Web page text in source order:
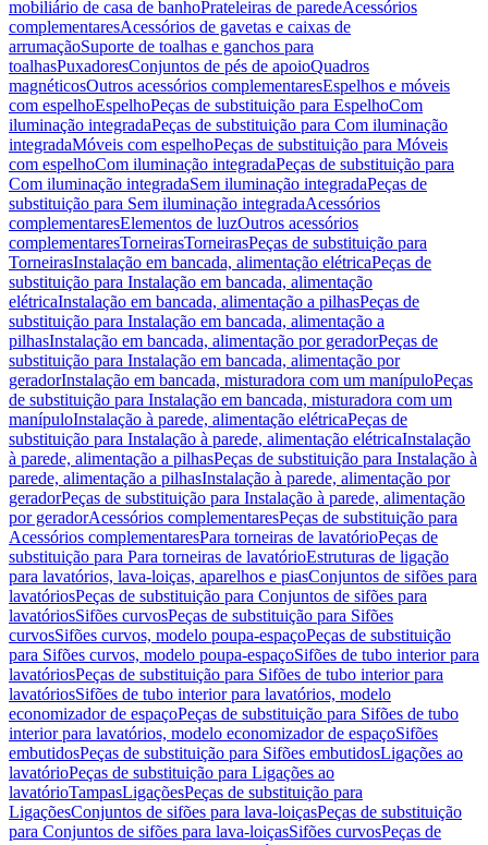
mobiliário de casa de banhoPrateleiras de paredeAcessórios
complementaresAcessórios de gavetas e caixas de
arrumaçãoSuporte de toalhas e ganchos para
toalhasPuxadoresConjuntos de pés de apoioQuadros
magnéticosOutros acessórios complementaresEspelhos e móveis
com espelhoEspelhoPeças de substituição para EspelhoCom
iluminação integradaPeças de substituição para Com iluminação
integradaMóveis com espelhoPeças de substituição para Móveis
com espelhoCom iluminação integradaPeças de substituição para
Com iluminação integradaSem iluminação integradaPeças de
substituição para Sem iluminação integradaAcessórios
complementaresElementos de luzOutros acessórios
complementaresTorneirasTorneirasPeças de substituição para
TorneirasInstalação em bancada, alimentação elétricaPeças de
substituição para Instalação em bancada, alimentação
elétricaInstalação em bancada, alimentação a pilhasPeças de
substituição para Instalação em bancada, alimentação a
pilhasInstalação em bancada, alimentação por geradorPeças de
substituição para Instalação em bancada, alimentação por
geradorInstalação em bancada, misturadora com um manípuloPeças
de substituição para Instalação em bancada, misturadora com um
manípuloInstalação à parede, alimentação elétricaPeças de
substituição para Instalação à parede, alimentação elétricaInstalação
à parede, alimentação a pilhasPeças de substituição para Instalação à
parede, alimentação a pilhasInstalação à parede, alimentação por
geradorPeças de substituição para Instalação à parede, alimentação
por geradorAcessórios complementaresPeças de substituição para
Acessórios complementaresPara torneiras de lavatórioPeças de
substituição para Para torneiras de lavatórioEstruturas de ligação
para lavatórios, lava-loiças, aparelhos e piasConjuntos de sifões para
lavatóriosPeças de substituição para Conjuntos de sifões para
lavatóriosSifões curvosPeças de substituição para Sifões
curvosSifões curvos, modelo poupa-espaçoPeças de substituição
para Sifões curvos, modelo poupa-espaçoSifões de tubo interior para
lavatóriosPeças de substituição para Sifões de tubo interior para
lavatóriosSifões de tubo interior para lavatórios, modelo
economizador de espaçoPeças de substituição para Sifões de tubo
interior para lavatórios, modelo economizador de espaçoSifões
embutidosPeças de substituição para Sifões embutidosLigações ao
lavatórioPeças de substituição para Ligações ao
lavatórioTampasLigaçõesPeças de substituição para
LigaçõesConjuntos de sifões para lava-loiçasPeças de substituição
para Conjuntos de sifões para lava-loiçasSifões curvosPeças de